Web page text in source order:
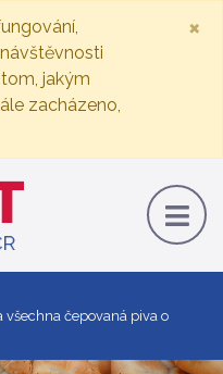
jakým
zacházeno,
×
všechna čepovaná piva o